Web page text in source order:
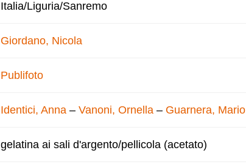
Italia/Liguria/Sanremo
Giordano, Nicola
Publifoto
Identici, Anna – Vanoni, Ornella – Guarnera, Mario
gelatina ai sali d'argento/pellicola (acetato)